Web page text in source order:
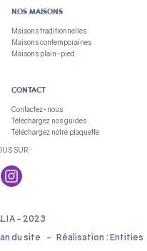
NOS MAISONS
Maisons traditionnelles
Maisons contemporaines
Maisons plain-pied
CONTACT
Contactez-nous
Téléchargez nos guides
Téléchargez notre plaquette
SUR
- 2023
du site Réalisation : Entities